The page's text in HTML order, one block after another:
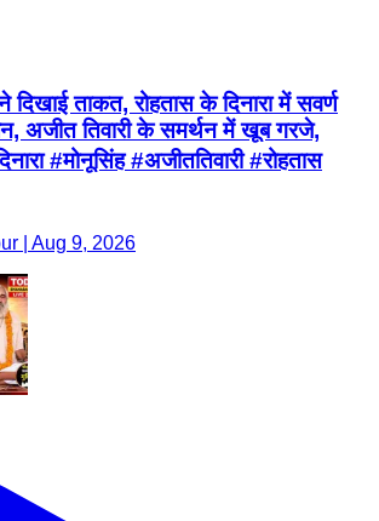
दिखाई ताकत, रोहतास के दिनारा में सवर्ण
अजीत तिवारी के समर्थन में खूब गरजे,
#मोनूसिंह #अजीततिवारी #रोहतास
| Aug 9, 2026